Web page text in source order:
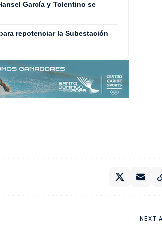
García y Tolentino se
repotenciar la Subestación
NEXT